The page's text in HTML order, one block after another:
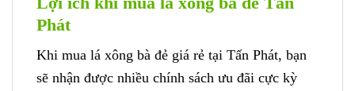
Phát
Khi mua lá xông bà đẻ giá rẻ tại Tấn Phát, bạn
sẽ nhận được nhiều chính sách ưu đãi cực kỳ